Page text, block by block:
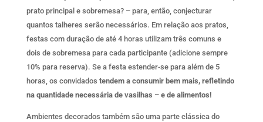
prato principal e sobremesa? – para, então, conjecturar
quantos talheres serão necessários. Em relação aos pratos,
festas com duração de até 4 horas utilizam três comuns e
dois de sobremesa para cada participante (adicione sempre
10% para reserva). Se a festa estender-se para além de 5
horas, os convidados tendem a consumir bem mais, refletindo
na quantidade necessária de vasilhas – e de alimentos!
Ambientes decorados também são uma parte clássica do